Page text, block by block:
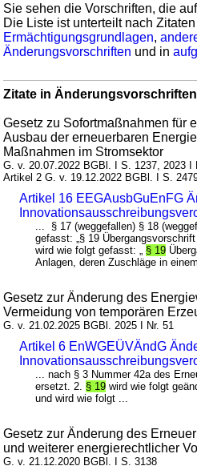
Sie sehen die Vorschriften, die
Die Liste ist unterteilt nach
Ermächtigungsgrundlagen,
Änderungsvorschriften und in
Zitate in Änderungsvorschriften
Gesetz zu Sofortmaßnahmen für
Ausbau der erneuerbaren
Maßnahmen im Stromsektor
G. v. 20.07.2022 BGBl. I S. 1237, 2023 I
Artikel 2 G. v. 19.12.2022 BGBl. I S.
Artikel 16 EEGAusbGuEnFG
... § 17 (weggefallen) § 18
gefasst: „§ 19
wird wie folgt gefasst: „ § 19
Anlagen, deren Zuschläge in einem
Gesetz zur Änderung des
Vermeidung von temporären
G. v. 21.02.2025 BGBl. 2025 I Nr. 51
Artikel 6 EnWGEÜVÄndG
... nach § 3 Nummer 42a des
ersetzt. 2. § 19 wird wie folgt
und wird wie folgt ...
Gesetz zur Änderung des
und weiterer energierechtlicher
G. v. 21.12.2020 BGBl. I S. 3138